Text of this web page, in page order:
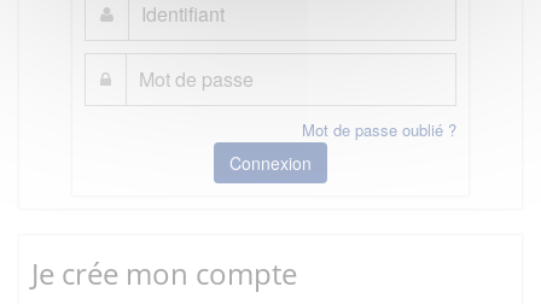
Mot de passe oublié ?
Connexion
Je crée mon compte